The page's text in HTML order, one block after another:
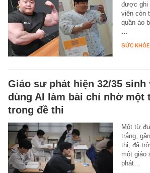
được ghi
viên còn
quần áo
…
SỨC KHỎE
Giáo sư phát hiện 32/35
dùng AI làm bài chỉ nhờ một
trong đề thi
Một từ
trắng,
thi, đã
một giáo
phát…